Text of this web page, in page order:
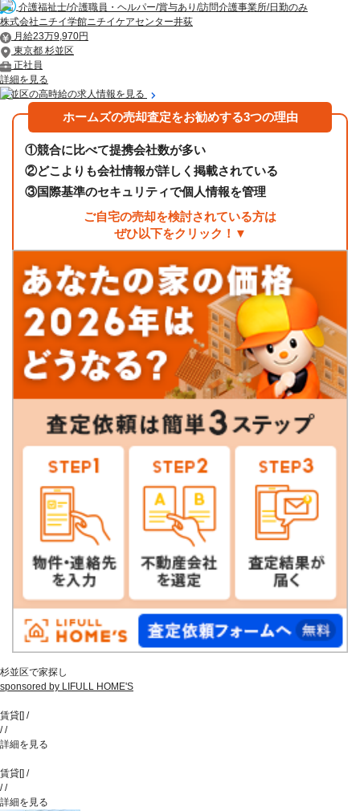
介護福祉士/介護職員・ヘルパー/賞与あり/訪問介護事業所/日勤のみ
株式会社ニチイ学館ニチイケアセンター井荻
月給23万9,970円
東京都 杉並区
正社員
詳細を見る
杉並区の高時給の求人情報を見る
ホームズの売却査定をお勧めする3つの理由
①競合に比べて提携会社数が多い
②どこよりも会社情報が詳しく掲載されている
③国際基準のセキュリティで個人情報を管理
ご自宅の売却を検討されている方は
ぜひ以下をクリック！▼
杉並区で家探し
sponsored by LIFULL HOME'S
賃貸[] /
//
詳細を見る
賃貸[] /
//
詳細を見る